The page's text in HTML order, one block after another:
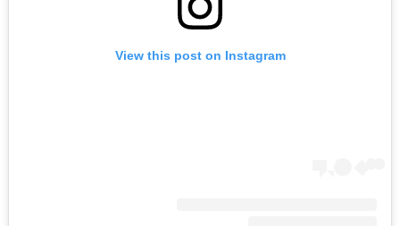
View this post on Instagram